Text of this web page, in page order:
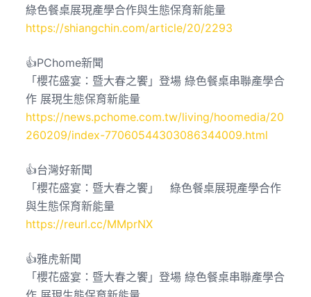
綠色餐桌展現產學合作與生態保育新能量
https://shiangchin.com/article/20/2293
👍PChome新聞
「櫻花盛宴：暨大春之饗」登場 綠色餐桌串聯產學合
作 展現生態保育新能量
https://news.pchome.com.tw/living/hoomedia/20
260209/index-77060544303086344009.html
👍台灣好新聞
「櫻花盛宴：暨大春之饗」 綠色餐桌展現產學合作
與生態保育新能量
https://reurl.cc/MMprNX
👍雅虎新聞
「櫻花盛宴：暨大春之饗」登場 綠色餐桌串聯產學合